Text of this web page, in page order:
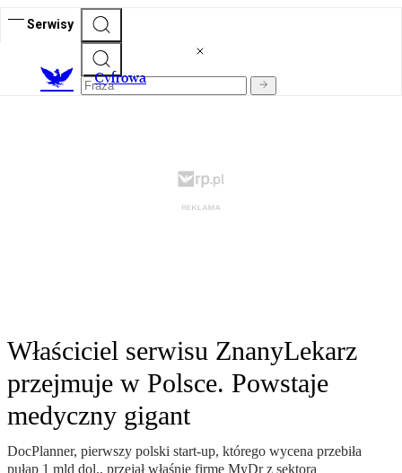
Serwisy
Cyfrowa
Właściciel serwisu ZnanyLekarz
przejmuje w Polsce. Powstaje
medyczny gigant
DocPlanner, pierwszy polski start-up, którego wycena przebiła
pułap 1 mld dol., przejął właśnie firmę MyDr z sektora